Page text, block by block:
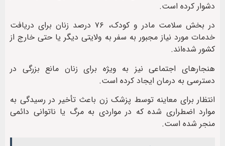
دشوار کرده است.
در بخش سلامت مادر و کودک، ۷۶ درصد زنان برای دریافت
خدمات مورد نیاز مجبور به سفر به ولایتی دیگر یا حتی خارج از
کشور شده‌اند.
هنجارهای اجتماعی نیز به ویژه برای زنان مانع بزرگی در
دسترسی به درمان ایجاد کرده است.
انتظار برای معاینه توسط پزشک زن باعث تأخیر در رسیدگی به
موارد اضطراری شده که در مواردی به مرگ یا ناتوانی دائمی
منجر شده است.